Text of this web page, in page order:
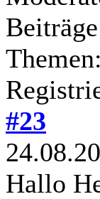
#23
Hallo